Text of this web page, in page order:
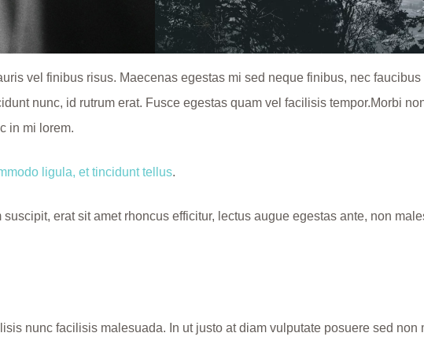
vel finibus risus. Maecenas egestas mi sed neque finibus, nec
nunc, id rutrum erat. Fusce egestas quam vel facilisis tempor.Morbi
in mi lorem.
ligula, et tincidunt tellus.
erat sit amet rhoncus efficitur, lectus augue egestas ante, non
nunc facilisis malesuada. In ut justo at diam vulputate posuere sed non